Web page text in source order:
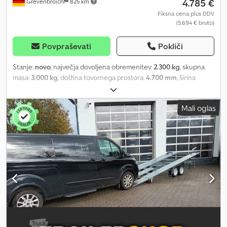
4.785 €
Fiksna cena plus DDV
(5.694 € bruto)
Povpraševati Pokliči
Stanje: novo, največja dovoljena obremenitev: 2.300 kg, skupna
masa: 3.000 kg , dolžina tovornega prostora:4.700 mm , širina
, velikost pnevmatike:
izdelave:2026, ANHÄNGERWIRTZ, vaš novi nakupovalni center za
prikolice, ponuja kakovostne prikolice priznanih proizvajalcev! Na
zalogi imamo več kot 850 novih prikolic. Stalno imamo na voljo več
kot 130 rabljenih prikolic. Neobvezni primer: Novo prikolico 2026
lahko naročite prek naše spletne trgovine in se dogovorite za
datum prevzema. Neobvezni primer: Saris Cartrailer AT 471 202
3000 2 K, prikolica za prevoz tovorov s samodejnim nagibom,
dimenzij 471 x 202 cm, nosilnost 3000 kg, tandem os, nizko
podvozje, 10-palčne pnevmatike, AL-KO, V-oblika vlečne prikolice,
perforirane voziščne tirnice v skladu s standardom VDI 2700 8.1,
nastavljivi omejevalniki koles, nagibna tovorna platforma z
Mali oglas